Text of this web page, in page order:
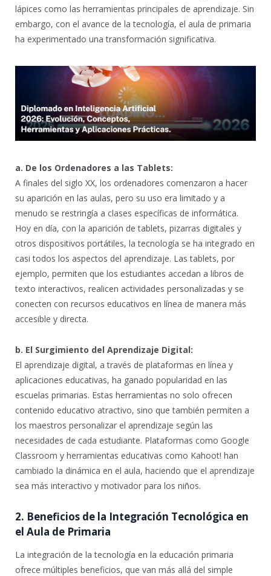
lápices como las herramientas principales de aprendizaje. Sin
embargo, con el avance de la tecnología, el aula de primaria
ha experimentado una transformación significativa.
a. De los Ordenadores a las Tablets:
A finales del siglo XX, los ordenadores comenzaron a hacer
su aparición en las aulas, pero su uso era limitado y a
menudo se restringía a clases específicas de informática.
Hoy en día, con la aparición de tablets, pizarras digitales y
otros dispositivos portátiles, la tecnología se ha integrado en
casi todos los aspectos del aprendizaje. Las tablets, por
ejemplo, permiten que los estudiantes accedan a libros de
texto interactivos, realicen actividades personalizadas y se
conecten con recursos educativos en línea de manera más
accesible y directa.
b. El Surgimiento del Aprendizaje Digital:
El aprendizaje digital, a través de plataformas en línea y
aplicaciones educativas, ha ganado popularidad en las
escuelas primarias. Estas herramientas no solo ofrecen
contenido educativo atractivo, sino que también permiten a
los maestros personalizar el aprendizaje según las
necesidades de cada estudiante. Plataformas como Google
Classroom y herramientas educativas como Kahoot! han
cambiado la dinámica en el aula, haciendo que el aprendizaje
sea más interactivo y motivador para los niños.
2. Beneficios de la Integración Tecnológica en
el Aula de Primaria
La integración de la tecnología en la educación primaria
ofrece múltiples beneficios, que van más allá del simple